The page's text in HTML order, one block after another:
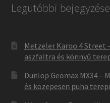
Legutóbbi
Metzeler Karoo 4 Street
aszfaltra és könnyű
Dunlop Geomax MX34 –
és közepesen puha